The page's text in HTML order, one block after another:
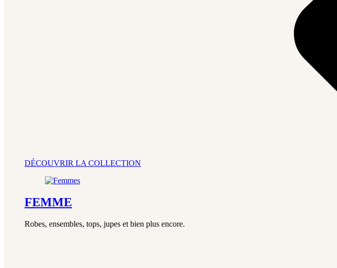
DÉCOUVRIR LA COLLECTION
FEMME
Robes, ensembles, tops, jupes et bien plus encore.